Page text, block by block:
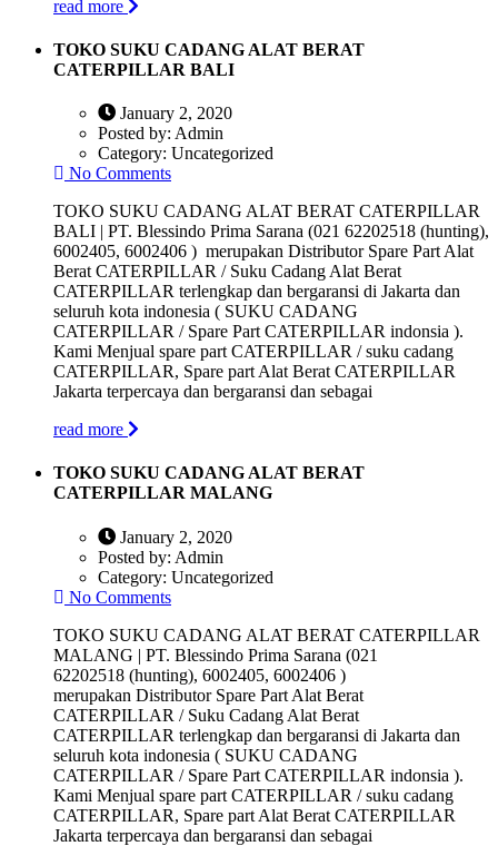
read more
TOKO SUKU CADANG ALAT BERAT
CATERPILLAR BALI
January 2, 2020
Posted by: Admin
Category: Uncategorized
No Comments
TOKO SUKU CADANG ALAT BERAT CATERPILLAR
BALI | PT. Blessindo Prima Sarana (021 62202518 (hunting),
6002405, 6002406 ) merupakan Distributor Spare Part Alat
Berat CATERPILLAR / Suku Cadang Alat Berat
CATERPILLAR terlengkap dan bergaransi di Jakarta dan
seluruh kota indonesia ( SUKU CADANG
CATERPILLAR / Spare Part CATERPILLAR indonsia ).
Kami Menjual spare part CATERPILLAR / suku cadang
CATERPILLAR, Spare part Alat Berat CATERPILLAR
Jakarta terpercaya dan bergaransi dan sebagai
read more
TOKO SUKU CADANG ALAT BERAT
CATERPILLAR MALANG
January 2, 2020
Posted by: Admin
Category: Uncategorized
No Comments
TOKO SUKU CADANG ALAT BERAT CATERPILLAR
MALANG | PT. Blessindo Prima Sarana (021
62202518 (hunting), 6002405, 6002406 )
merupakan Distributor Spare Part Alat Berat
CATERPILLAR / Suku Cadang Alat Berat
CATERPILLAR terlengkap dan bergaransi di Jakarta dan
seluruh kota indonesia ( SUKU CADANG
CATERPILLAR / Spare Part CATERPILLAR indonsia ).
Kami Menjual spare part CATERPILLAR / suku cadang
CATERPILLAR, Spare part Alat Berat CATERPILLAR
Jakarta terpercaya dan bergaransi dan sebagai